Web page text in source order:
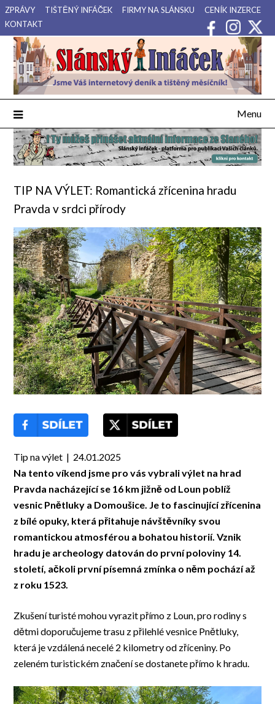
Přejdi
na
obsah
ZPRÁVY TIŠTĚNÝ INFÁČEK FIRMY NA SLÁNSKU
CENÍK INZERCE
KONTAKT
Slánský Infáček
Váš internetový deník a tištěný měsíčník pro Slánsko, Kladensko
a Lounsko.
Menu
TIP NA VÝLET: Romantická zřícenina hradu
Pravda v srdci přírody
Tip na výlet | 24.01.2025
Na tento víkend jsme pro vás vybrali výlet na hrad
Pravda nacházející se 16 km jižně od Loun poblíž
vesnic Pnětluky a Domoušice. Je to fascinující zřícenina
z bílé opuky, která přitahuje návštěvníky svou
romantickou atmosférou a bohatou historií. Vznik
hradu je archeology datován do první poloviny 14.
století, ačkoli první písemná zmínka o něm pochází až
z roku 1523.
Zkušení turisté mohou vyrazit přímo z Loun, pro rodiny s
dětmi doporučujeme trasu z přilehlé vesnice Pnětluky,
která je vzdálená necelé 2 kilometry od zříceniny. Po
zeleném turistickém značení se dostanete přímo k hradu.